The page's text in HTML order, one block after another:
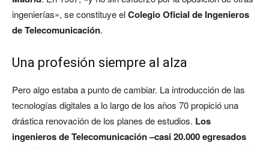
ingenierías», se constituye elColegio Oficial de Ingenieros
de Telecomunicación.
Una profesión siempre al alza
Pero algo estaba a punto de cambiar. La introducción de las
tecnologías digitales a lo largo de los años 70 propició una
drástica renovación de los planes de estudios. Los
ingenieros de Telecomunicación –casi 20.000 egresados